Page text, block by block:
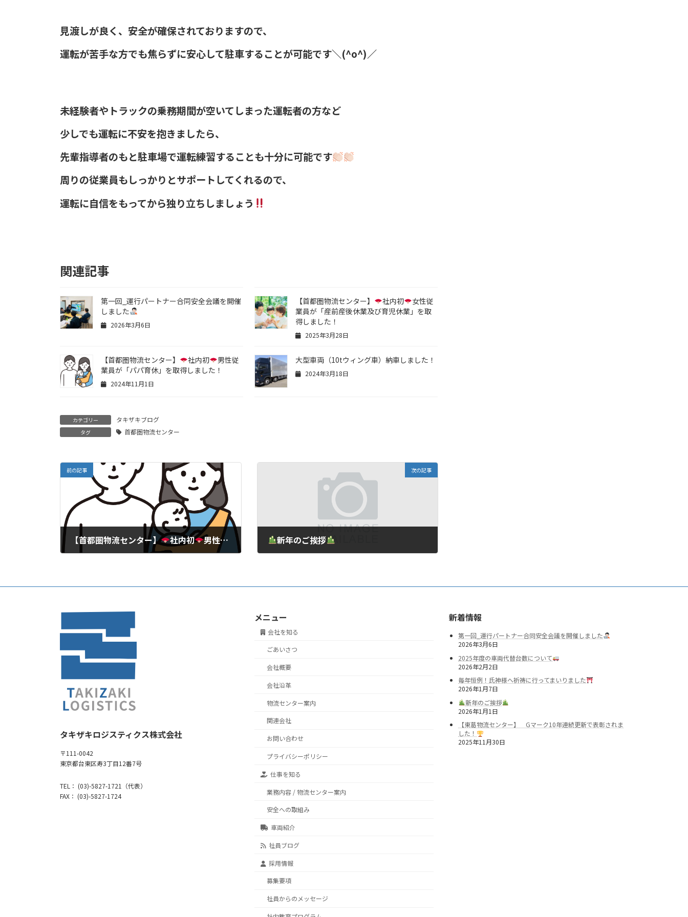
見渡しが良く、安全が確保されておりますので、
運転が苦手な方でも焦らずに安心して駐車することが可能です＼(^o^)／
未経験者やトラックの乗務期間が空いてしまった運転者の方など
少しでも運転に不安を抱きましたら、
先輩指導者のもと駐車場で運転練習することも十分に可能です
周りの従業員もしっかりとサポートしてくれるので、
運転に自信をもってから独り立ちしましょう
関連記事
第一回_運行パートナー合同安全会議を開催
しました
2026年3月6日
【首都圏物流センター】 社内初
女性従
業員が「産前産後休業及び育児休業」を取
得しました！
2025年3月28日
【首都圏物流センター】 社内初
男性従
業員が「パパ育休」を取得しました！
2024年11月1日
大型車両（10tウィング車）納車しました！
2024年3月18日
カテゴリー タキザキブログ
タグ 首都圏物流センター
前の記事
【首都圏物流センター】 社内初 男性従業員が「パパ育休」を取得しました！
次の記事
新年のご挨拶
タキザキロジスティクス株式会社
〒111-0042
東京都台東区寿3丁目12番7号
TEL： (03)-5827-1721（代表）
FAX： (03)-5827-1724
メニュー
会社を知る
ごあいさつ
会社概要
会社沿革
物流センター案内
関連会社
お問い合わせ
プライバシーポリシー
仕事を知る
業務内容 / 物流センター案内
安全への取組み
車両紹介
社員ブログ
採用情報
募集要項
社員からのメッセージ
新着情報
第一回_運行パートナー合同安全会議を開催しました
2026年3月6日
2025年度の車両代替台数について
2026年2月2日
毎年恒例！氏神様へ祈祷に行ってまいりました
2026年1月7日
新年のご挨拶
2026年1月1日
【東葛物流センター】 Gマーク10年連続更新で表彰されま
した！
2025年11月30日